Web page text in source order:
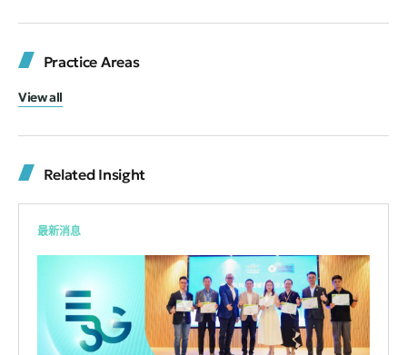
Practice Areas
View all
Related Insight
最新消息